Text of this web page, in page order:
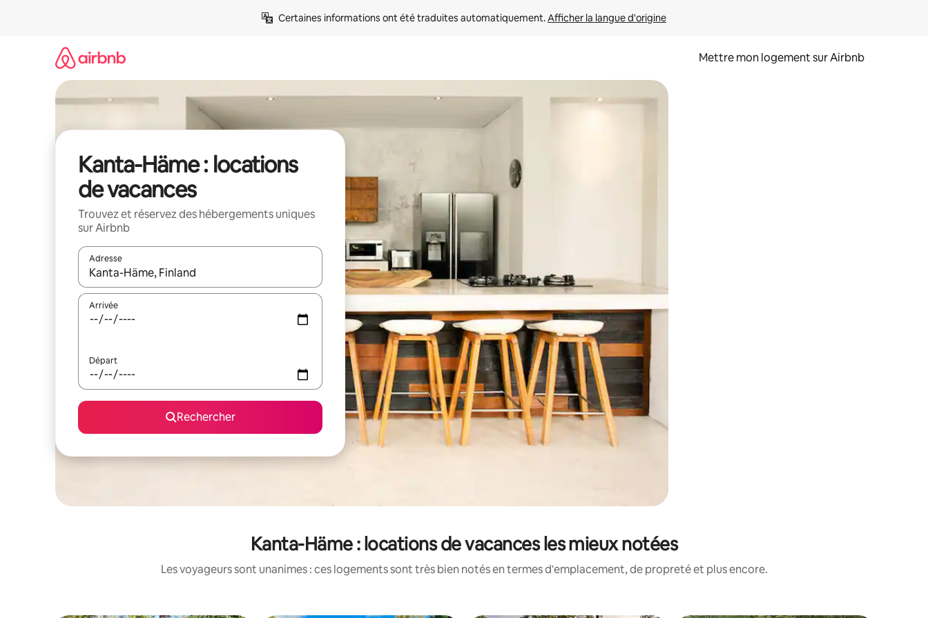
Certaines informations ont été traduites automatiquement. Afficher la langue d'origine
Mettre mon logement sur Airbnb
Kanta-Häme : locations
de vacances
Trouvez et réservez des hébergements uniques
sur Airbnb
Adresse
Lorsque les résultats s'affichent, utilisez les flèches vers le haut et vers le bas pour les parcourir ou en appuyant et en faisant glisser.
Arrivée
Départ
Rechercher
Kanta-Häme : locations de vacances les mieux notées
Les voyageurs sont unanimes : ces logements sont très bien notés en termes d'emplacement, de propreté et plus encore.